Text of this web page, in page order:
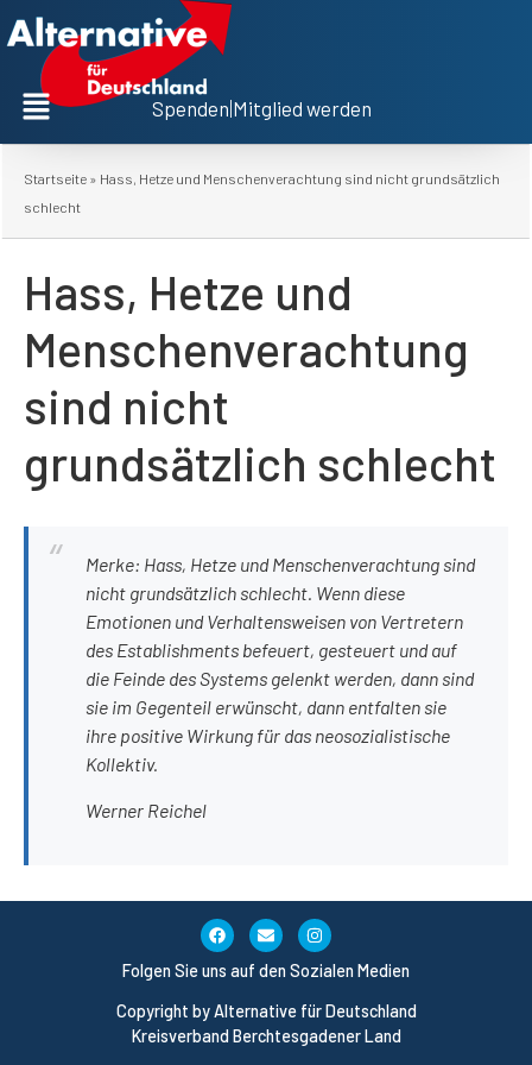
Spenden Mitglied werden
Startseite » Hass, Hetze und Menschenverachtung sind nicht grundsätzlich
schlecht
Hass, Hetze und
Menschenverachtung
sind nicht
grundsätzlich schlecht
Merke: Hass, Hetze und Menschenverachtung sind
nicht grundsätzlich schlecht. Wenn diese
Emotionen und Verhaltensweisen von Vertretern
des Establishments befeuert, gesteuert und auf
die Feinde des Systems gelenkt werden, dann sind
sie im Gegenteil erwünscht, dann entfalten sie
ihre positive Wirkung für das neosozialistische
Kollektiv.
Werner Reichel
Copyright by Alternative für Deutschland
Kreisverband Berchtesgadener Land
Folgen Sie uns auf den Sozialen Medien